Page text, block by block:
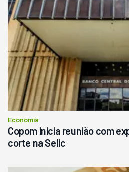
Pá Carregadeira Cat 966
Ano 1987
R$ 145.000
Consultar
Economia
Copom inicia reunião com
corte na Selic